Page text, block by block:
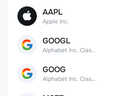
AAPL
Apple Inc.
GOOGL
Alphabet Inc. Class A Common Stock
GOOG
Alphabet Inc. Class C Capital Stock